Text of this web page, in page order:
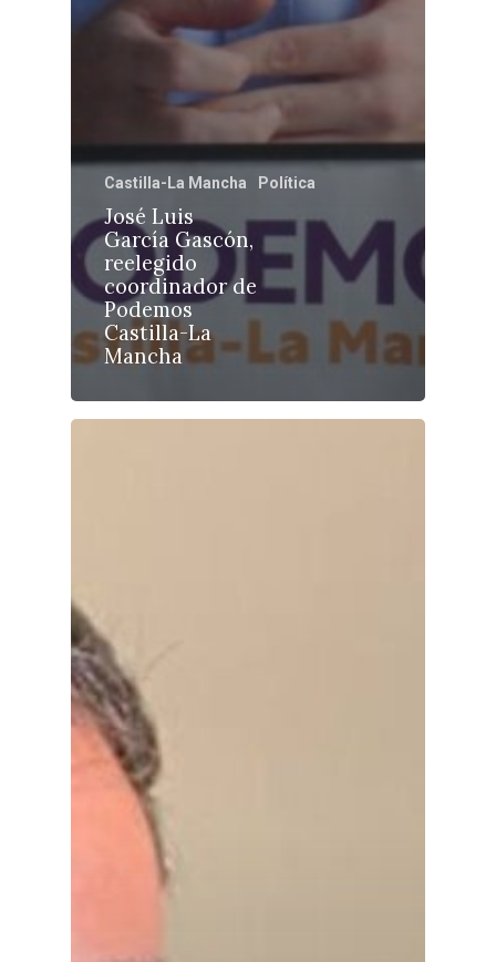
Castilla-La Mancha Política
José Luis
García Gascón,
reelegido
coordinador de
Podemos
Castilla-La
Mancha
Castilla-La
Toledo
Ciudad Real
Albacete
Cuenca
Guadalajara
Sanidad
Economía
Educación
Cultura
Deportes
Sucesos